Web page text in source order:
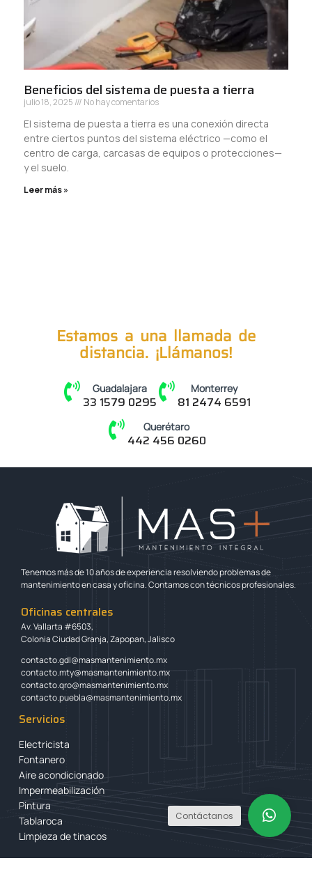
Beneficios del sistema de puesta a tierra
julio 18, 2025 No hay comentarios
El sistema de puesta a tierra es una conexión directa
entre ciertos puntos del sistema eléctrico —como el
centro de carga, carcasas de equipos o protecciones—
y el suelo.
Leer más »
Estamos a una llamada de
distancia. ¡Llámanos!
Guadalajara
33 1579 0295
Monterrey
81 2474 6591
Querétaro
442 456 0260
Tenemos más de 10 años de experiencia resolviendo problemas de
mantenimiento en casa y oficina. Contamos con técnicos profesionales.
Oficinas centrales
Av. Vallarta #6503,
Colonia Ciudad Granja, Zapopan, Jalisco
contacto.gdl@masmantenimiento.mx
contacto.mty@masmantenimiento.mx
contacto.qro@masmantenimiento.mx
contacto.puebla@masmantenimiento.mx
Servicios
Electricista
Fontanero
Aire acondicionado
Impermeabilización
Pintura
Tablaroca
Limpieza de tinacos
Contáctanos